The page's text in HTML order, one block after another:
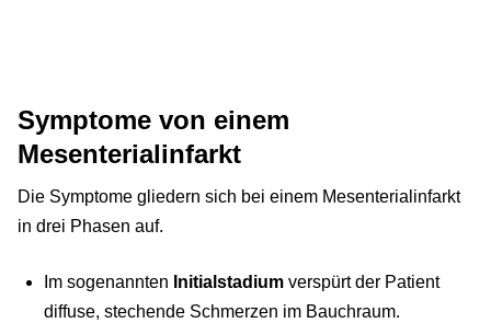
Symptome von einem
Mesenterialinfarkt
Die Symptome gliedern sich bei einem Mesenterialinfarkt
in drei Phasen auf.
Im sogenannten Initialstadium verspürt der Patient
diffuse, stechende Schmerzen im Bauchraum.